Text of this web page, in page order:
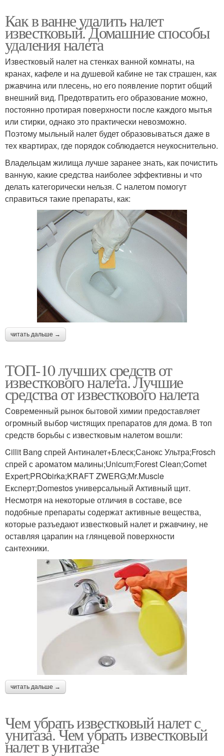
Как в ванне удалить налет
известковый. Домашние способы
удаления налета
Известковый налет на стенках ванной комнаты, на
кранах, кафеле и на душевой кабине не так страшен, как
ржавчина или плесень, но его появление портит общий
внешний вид. Предотвратить его образование можно,
постоянно протирая поверхности после каждого мытья
или стирки, однако это практически невозможно.
Поэтому мыльный налет будет образовываться даже в
тех квартирах, где порядок соблюдается неукоснительно.
Владельцам жилища лучше заранее знать, как почистить
ванную, какие средства наиболее эффективны и что
делать категорически нельзя. С налетом помогут
справиться такие препараты, как:
читать дальше →
ТОП-10 лучших средств от
известкового налета. Лучшие
средства от известкового налета
Современный рынок бытовой химии предоставляет
огромный выбор чистящих препаратов для дома. В топ
средств борьбы с известковым налетом вошли:
Cillit Bang спрей Антиналет+Блеск;Санокс Ультра;Frosch
спрей с ароматом малины;Unicum;Forest Clean;Comet
Expert;PRObirka;KRAFT ZWERG;Mr.Muscle
Експерт;Domestos универсальный Активный щит.
Несмотря на некоторые отличия в составе, все
подобные препараты содержат активные вещества,
которые разъедают известковый налет и ржавчину, не
оставляя царапин на глянцевой поверхности
сантехники.
читать дальше →
Чем убрать известковый налет с
унитаза. Чем убрать известковый
налет в унитазе